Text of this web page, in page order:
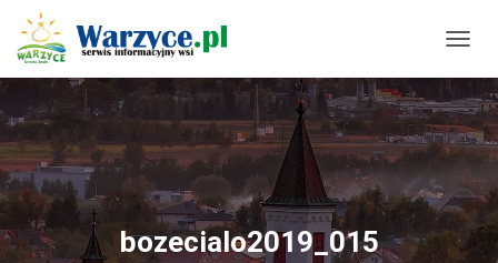
R
Z
E
Ł
Z
A
bozecialo2019_015